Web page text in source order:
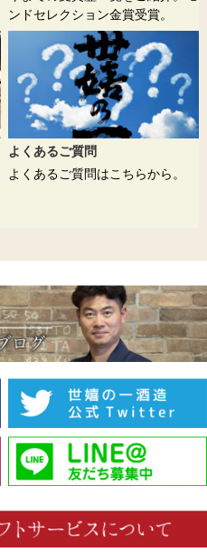
ンドセレクション金賞受賞。
よくあるご質問
よくあるご質問はこちらから。